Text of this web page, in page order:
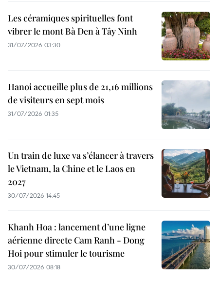
Les céramiques spirituelles font
vibrer le mont Bà Den à Tây Ninh
31/07/2026 03:30
Hanoi accueille plus de 21,16 millions
de visiteurs en sept mois ​
31/07/2026 01:35
Un train de luxe va s’élancer à travers
le Vietnam, la Chine et le Laos en
2027
30/07/2026 14:45
Khanh Hoa : lancement d’une ligne
aérienne directe Cam Ranh - Dong
Hoi pour stimuler le tourisme
30/07/2026 08:18